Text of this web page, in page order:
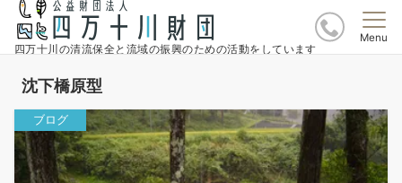
四万十川の清流保全と流域の振興のための活動をしています
Menu
沈下橋原型
ブログ